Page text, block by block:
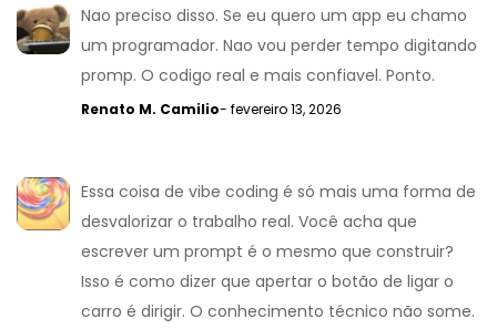
Nao preciso disso. Se eu quero um app eu chamo
um programador. Nao vou perder tempo digitando
promp. O codigo real e mais confiavel. Ponto.
Renato M. Camilio- fevereiro 13, 2026
Essa coisa de vibe coding é só mais uma forma de
desvalorizar o trabalho real. Você acha que
escrever um prompt é o mesmo que construir?
Isso é como dizer que apertar o botão de ligar o
carro é dirigir. O conhecimento técnico não some.